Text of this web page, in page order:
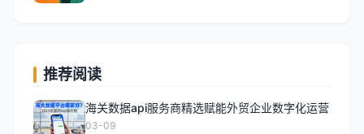
推荐阅读
海关数据api服务商精选赋能外贸企业数字化运营
03-09